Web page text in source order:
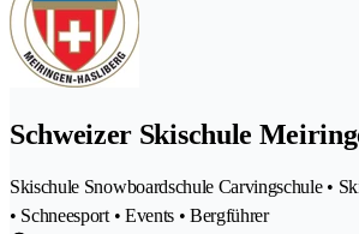
Schweizer Skischule
Skischule Snowboardschule Carvingschule •
• Schneesport • Events • Bergführer